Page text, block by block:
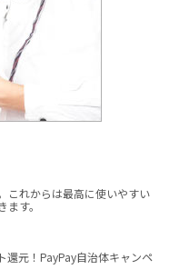
これからは最高に使いやすい
す。
還元！PayPay自治体キャンペ